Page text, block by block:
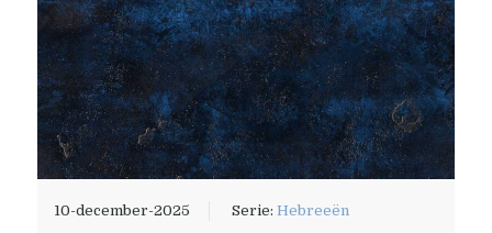
10-december-2025 Serie:Hebreeën